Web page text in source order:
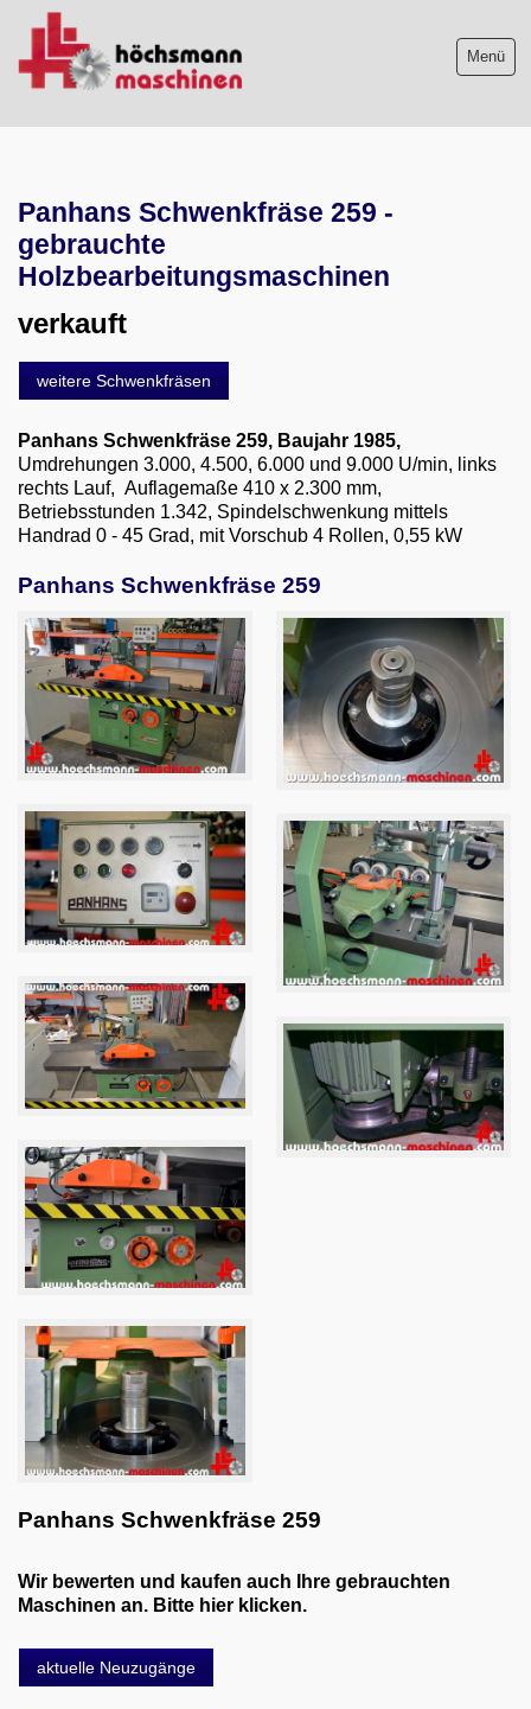
Menü
Maschinenankauf
Shop
Videos
Service
Wir über uns
06103-9744-0
Email
English
Panhans Schwenkfräse 259 -
gebrauchte
Holzbearbeitungsmaschinen
verkauft
weitere Schwenkfräsen
Panhans Schwenkfräse 259, Baujahr 1985,
Umdrehungen 3.000, 4.500, 6.000 und 9.000 U/min, links
rechts Lauf, Auflagemaße 410 x 2.300 mm,
Betriebsstunden 1.342, Spindelschwenkung mittels
Handrad 0 - 45 Grad, mit Vorschub 4 Rollen, 0,55 kW
Panhans Schwenkfräse 259
Panhans Schwenkfräse 259
Wir bewerten und kaufen auch Ihre gebrauchten
Maschinen an. Bitte hier klicken.
aktuelle Neuzugänge